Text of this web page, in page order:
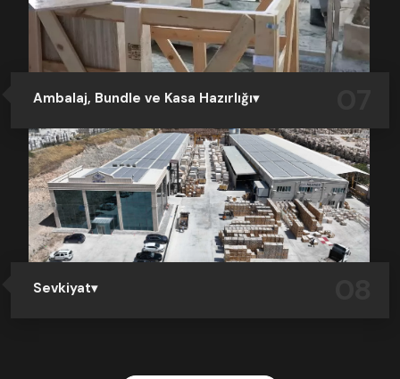
Ambalaj, Bundle ve Kasa Hazırlığı
Tüm üretim süreci tamamlanan ürünler, sahada özel
olarak paketlenir. Plakalar ve ebatlı taşlar, ahşap
kasalara dikkatle yerleştirilir ve bundle’lanır. Her ürün
taşıma esnasında zarar görmeyecek şekilde koruyucu
malzemelerle desteklenir.
Sevkiyat